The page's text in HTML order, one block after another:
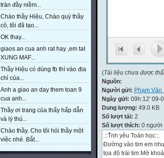
tràn đầy niềm...
Chào thầy Hiệu, Chào quý thầy
cô, tôi đã tạo...
OK thay...
giaos an cua anh rat hay ,em taI
XUNG MAF...
Thầy Hiệu có dùng fb thì vào địa
chỉ của...
Anh a giao an day them toan 9
cua anh...
Thầy ơi trang của thấy hấp dẫn
và lý thú...
Chào thầy. Cho tôi hỏi thầy một
việc nhé. Bắt...
(Tài liệu chưa được
Nguồn:
Người gửi: Phạm Văn
Ngày gửi: 09h:12' 09-
Dung lượng: 49.0 KB
Số lượt tải: 2
Số lượt thích: 0 người
.::T́nh yêu Toán học::.
Đường vào tim em
tọa độ trái tim Mở